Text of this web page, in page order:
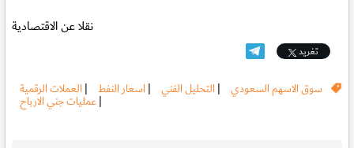
نقلا عن الاقتصادية
تغريد
سوق الاسهم السعودي | التحليل الفني | اسعار النفط | العملات الرقمية
|عمليات جني الارباح